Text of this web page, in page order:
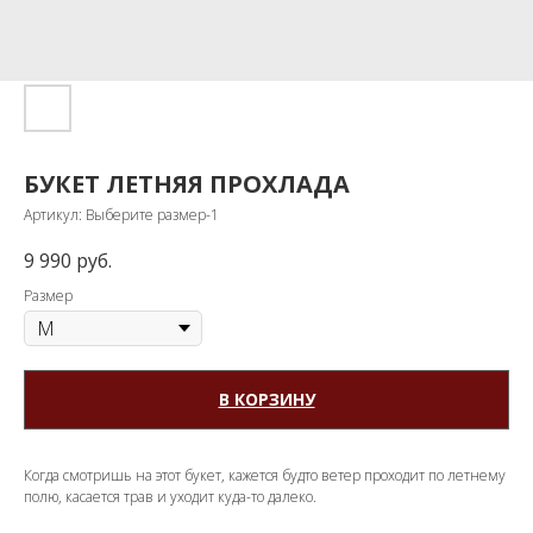
БУКЕТ ЛЕТНЯЯ ПРОХЛАДА
Артикул: Выберите размер-1
9 990 руб.
Размер
В КОРЗИНУ
Когда смотришь на этот букет, кажется будто ветер проходит по летнему
полю, касается трав и уходит куда-то далеко.